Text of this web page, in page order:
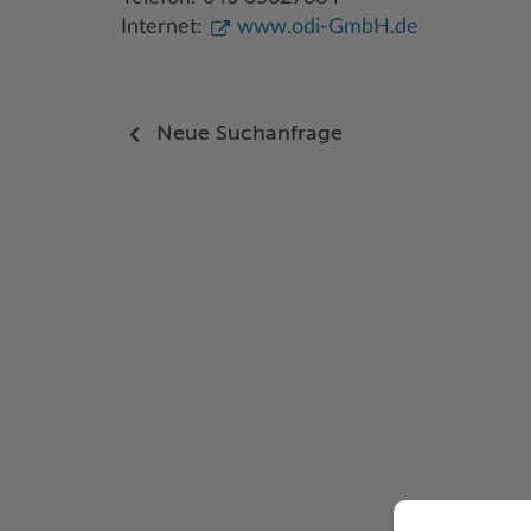
Internet:
www.odi-GmbH.de
Neue Suchanfrage